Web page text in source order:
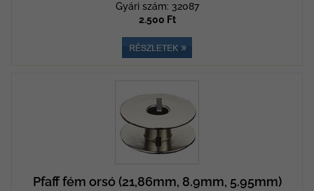
Gyári szám: 32087
2.500 Ft
Pfaff fém orsó (21,86mm, 8.9mm, 5.95mm)